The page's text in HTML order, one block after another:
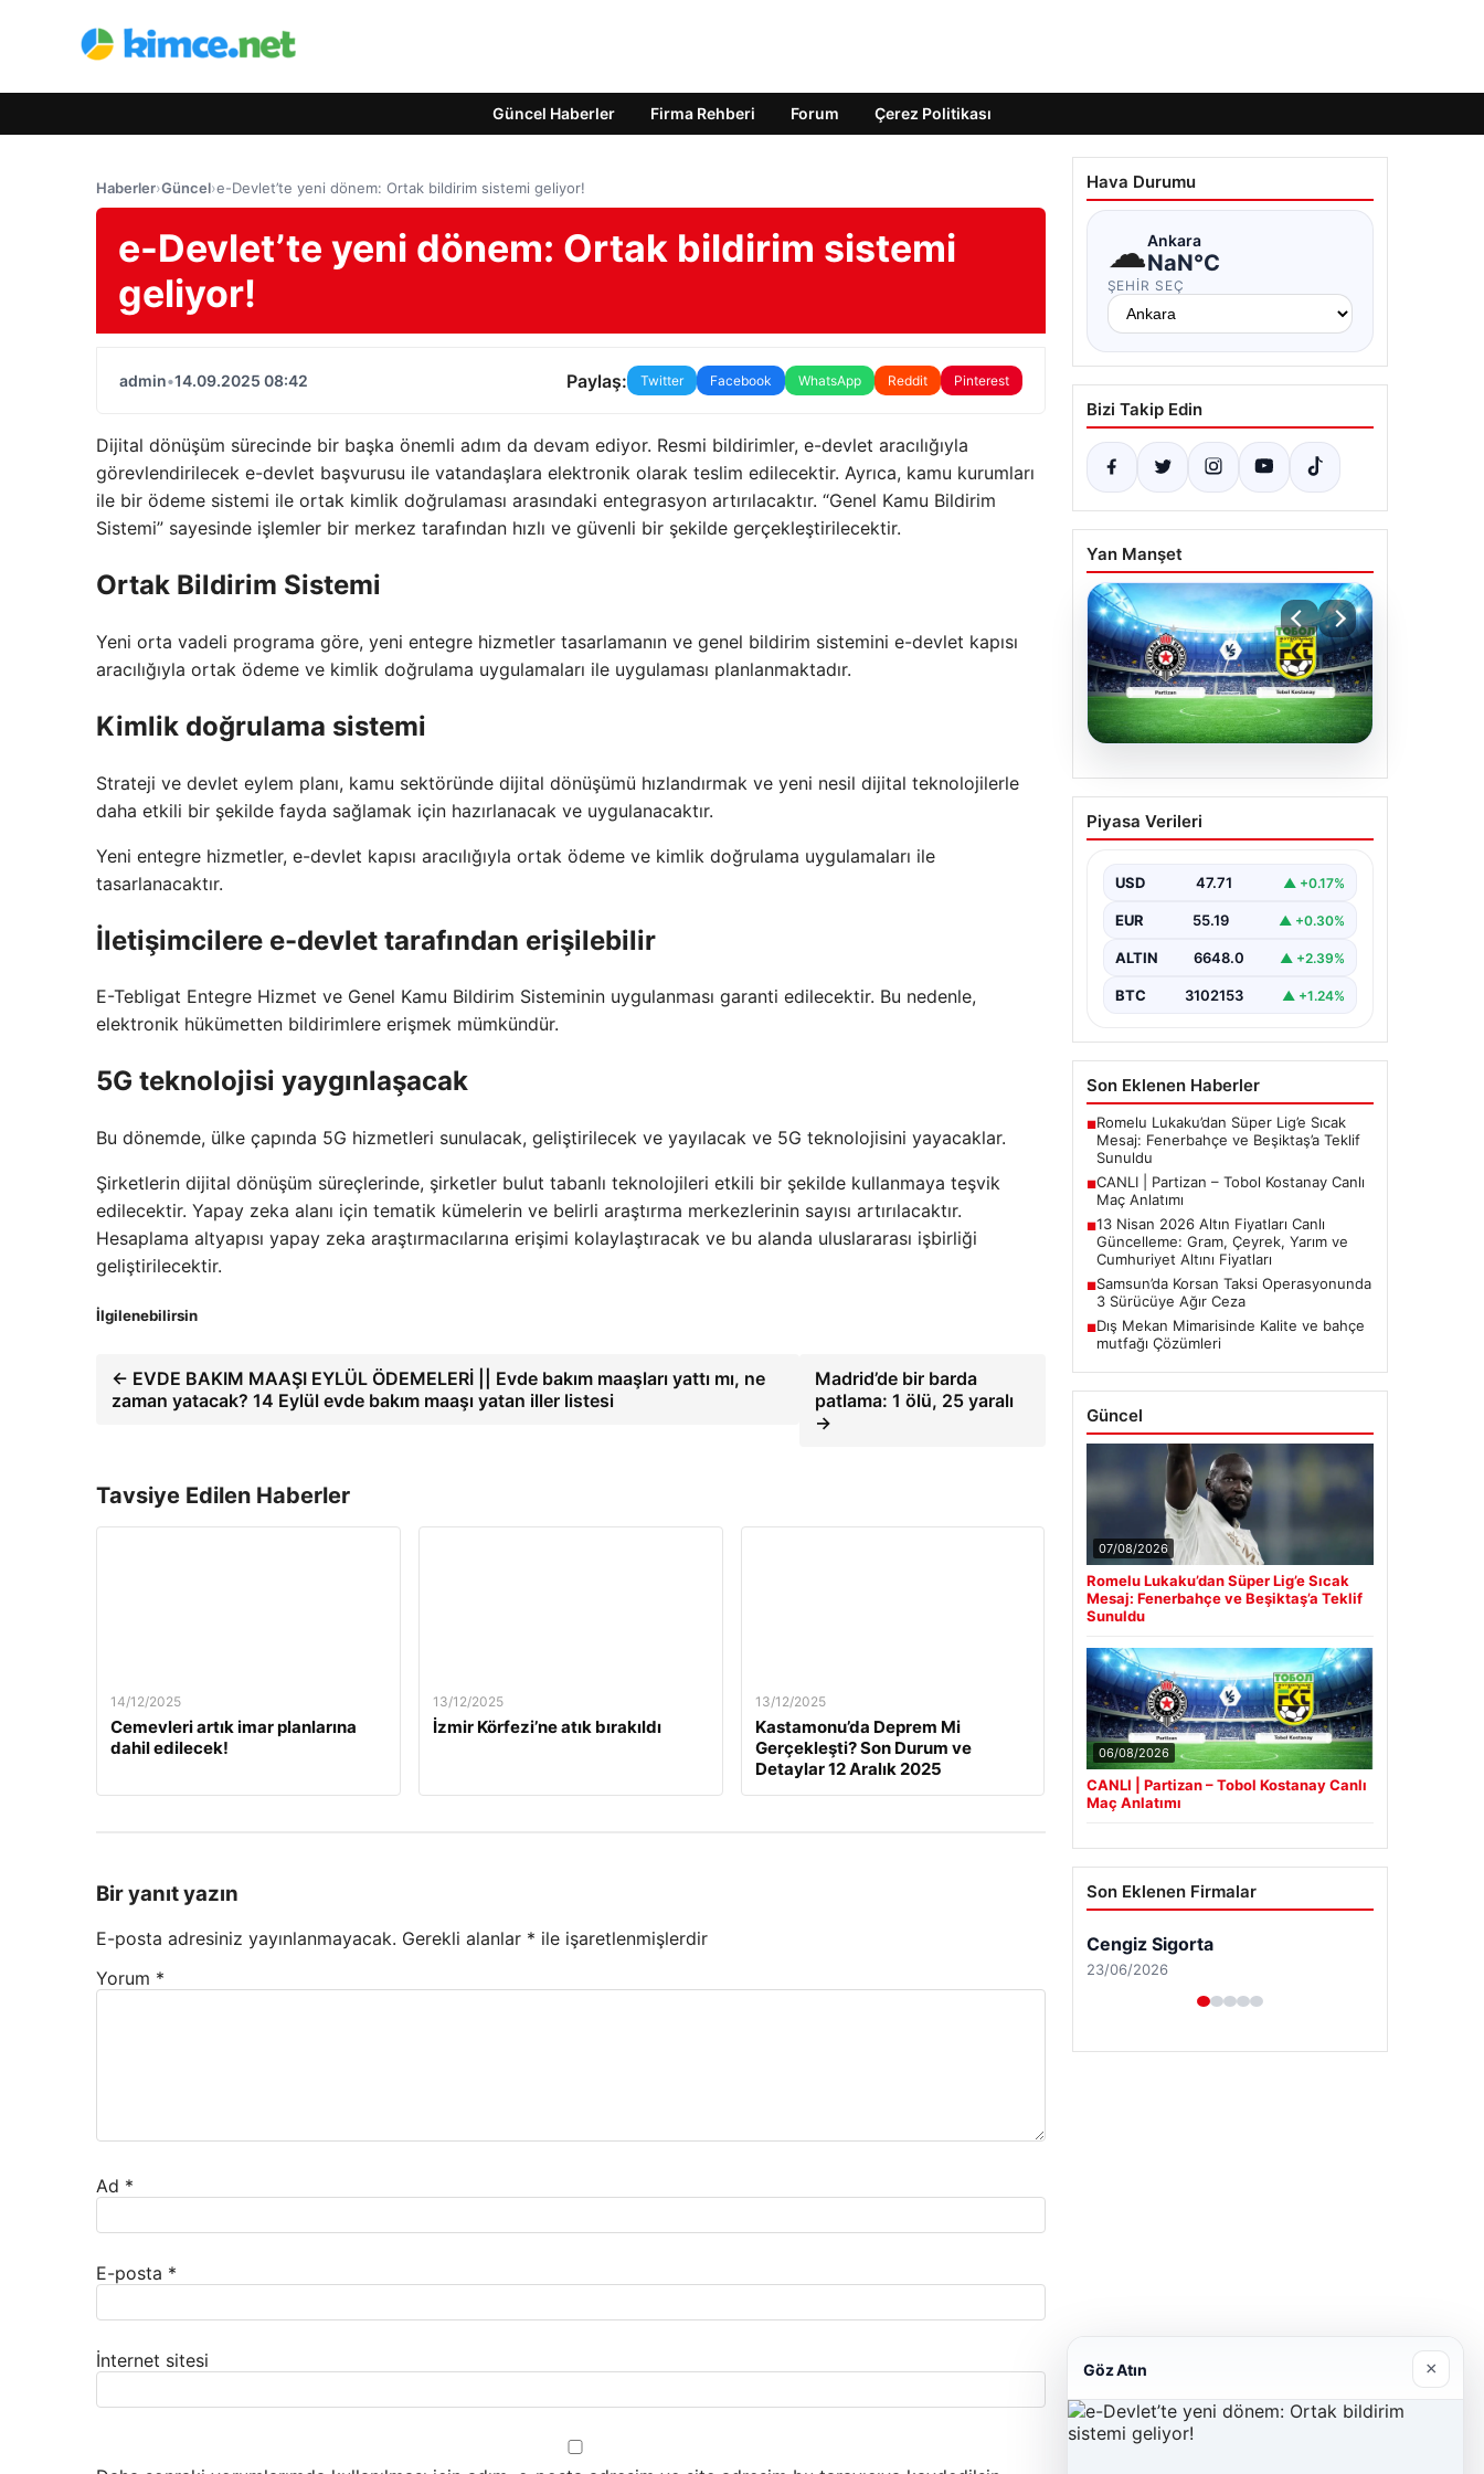
Güncel Haberler Firma Rehberi Forum Çerez Politikası
Haberler›Güncel›e-Devlet’te yeni dönem: Ortak bildirim sistemi geliyor!
e-Devlet’te yeni dönem: Ortak bildirim sistemi
geliyor!
admin•14.09.2025 08:42 Paylaş: Twitter Facebook WhatsApp Reddit Pinterest
Dijital dönüşüm sürecinde bir başka önemli adım da devam ediyor. Resmi bildirimler, e-devlet aracılığıyla
görevlendirilecek e-devlet başvurusu ile vatandaşlara elektronik olarak teslim edilecektir. Ayrıca, kamu kurumları
ile bir ödeme sistemi ile ortak kimlik doğrulaması arasındaki entegrasyon artırılacaktır. “Genel Kamu Bildirim
Sistemi” sayesinde işlemler bir merkez tarafından hızlı ve güvenli bir şekilde gerçekleştirilecektir.
Ortak Bildirim Sistemi
Yeni orta vadeli programa göre, yeni entegre hizmetler tasarlamanın ve genel bildirim sistemini e-devlet kapısı
aracılığıyla ortak ödeme ve kimlik doğrulama uygulamaları ile uygulaması planlanmaktadır.
Kimlik doğrulama sistemi
Strateji ve devlet eylem planı, kamu sektöründe dijital dönüşümü hızlandırmak ve yeni nesil dijital teknolojilerle
daha etkili bir şekilde fayda sağlamak için hazırlanacak ve uygulanacaktır.
Yeni entegre hizmetler, e-devlet kapısı aracılığıyla ortak ödeme ve kimlik doğrulama uygulamaları ile
tasarlanacaktır.
İletişimcilere e-devlet tarafından erişilebilir
E-Tebligat Entegre Hizmet ve Genel Kamu Bildirim Sisteminin uygulanması garanti edilecektir. Bu nedenle,
elektronik hükümetten bildirimlere erişmek mümkündür.
5G teknolojisi yaygınlaşacak
Bu dönemde, ülke çapında 5G hizmetleri sunulacak, geliştirilecek ve yayılacak ve 5G teknolojisini yayacaklar.
Şirketlerin dijital dönüşüm süreçlerinde, şirketler bulut tabanlı teknolojileri etkili bir şekilde kullanmaya teşvik
edilecektir. Yapay zeka alanı için tematik kümelerin ve belirli araştırma merkezlerinin sayısı artırılacaktır.
Hesaplama altyapısı yapay zeka araştırmacılarına erişimi kolaylaştıracak ve bu alanda uluslararası işbirliği
geliştirilecektir.
İlgilenebilirsin
← EVDE BAKIM MAAŞI EYLÜL ÖDEMELERİ || Evde bakım maaşları yattı mı, ne
zaman yatacak? 14 Eylül evde bakım maaşı yatan iller listesi
Madrid’de bir barda
patlama: 1 ölü, 25 yaralı
→
Tavsiye Edilen Haberler
14/12/2025
Cemevleri artık imar planlarına
dahil edilecek!
13/12/2025
İzmir Körfezi’ne atık bırakıldı
13/12/2025
Kastamonu’da Deprem Mi
Gerçekleşti? Son Durum ve
Detaylar 12 Aralık 2025
Bir yanıt yazın
E-posta adresiniz yayınlanmayacak. Gerekli alanlar * ile işaretlenmişlerdir
Yorum *
Ad *
E-posta *
İnternet sitesi
Hava Durumu
☁Ankara
NaN°C
ŞEHIR SEÇ
Bizi Takip Edin
Yan Manşet
06.08.2026
CANLI | Partizan – Tobol
Kostanay Canlı Maç
Piyasa Verileri
USD 47.71 ▲ +0.17%
EUR 55.19 ▲ +0.30%
ALTIN 6648.0 ▲ +2.39%
BTC 3102153 ▲ +1.24%
Son Eklenen Haberler
■Romelu Lukaku’dan Süper Lig’e Sıcak
Mesaj: Fenerbahçe ve Beşiktaş’a Teklif
Sunuldu
■CANLI | Partizan – Tobol Kostanay Canlı
Maç Anlatımı
■13 Nisan 2026 Altın Fiyatları Canlı
Güncelleme: Gram, Çeyrek, Yarım ve
Cumhuriyet Altını Fiyatları
■Samsun’da Korsan Taksi Operasyonunda
3 Sürücüye Ağır Ceza
■Dış Mekan Mimarisinde Kalite ve bahçe
mutfağı Çözümleri
Güncel
07/08/2026
Romelu Lukaku’dan Süper Lig’e Sıcak
Mesaj: Fenerbahçe ve Beşiktaş’a Teklif
Sunuldu
06/08/2026
CANLI | Partizan – Tobol Kostanay Canlı
Maç Anlatımı
Son Eklenen Firmalar
Cengiz Sigorta
23/06/2026
Göz Atın ×